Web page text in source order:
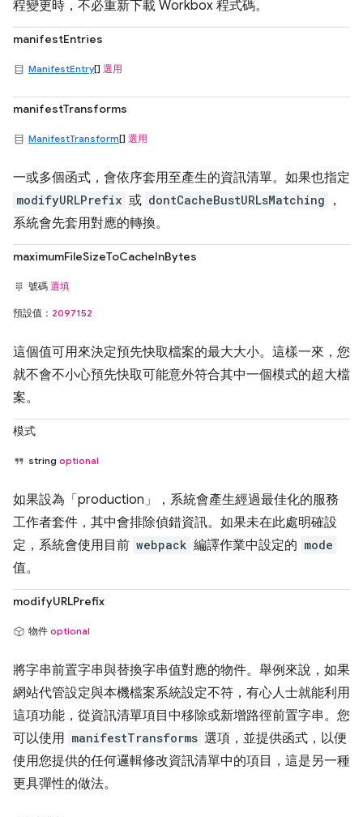
程變更時，不必重新下載 Workbox 程式碼。
manifestEntries
ManifestEntry[] 選用
manifestTransforms
ManifestTransform[] 選用
一或多個函式，會依序套用至產生的資訊清單。如果也指定
modifyURLPrefix 或 dontCacheBustURLsMatching
，
系統會先套用對應的轉換。
maximumFileSizeToCacheInBytes
號碼 選填
預設值： 2097152
這個值可用來決定預先快取檔案的最大大小。這樣一來，您
就不會不小心預先快取可能意外符合其中一個模式的超大檔
案。
模式
string optional
如果設為「production」，系統會產生經過最佳化的服務
工作者套件，其中會排除偵錯資訊。如果未在此處明確設
定，系統會使用目前 webpack 編譯作業中設定的 mode
值。
modifyURLPrefix
物件 optional
將字串前置字串與替換字串值對應的物件。舉例來說，如果
網站代管設定與本機檔案系統設定不符，有心人士就能利用
這項功能，從資訊清單項目中移除或新增路徑前置字串。您
可以使用 manifestTransforms 選項，並提供函式，以便
使用您提供的任何邏輯修改資訊清單中的項目，這是另一種
更具彈性的做法。